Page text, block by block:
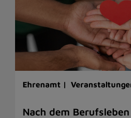
Ehrenamt |
Nach dem